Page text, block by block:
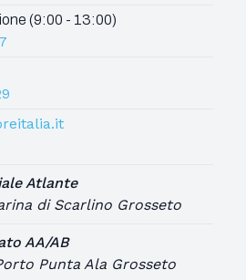
(9:00 - 13:00)
Atlante
di Scarlino Grosseto
AA/AB
Punta Ala Grosseto